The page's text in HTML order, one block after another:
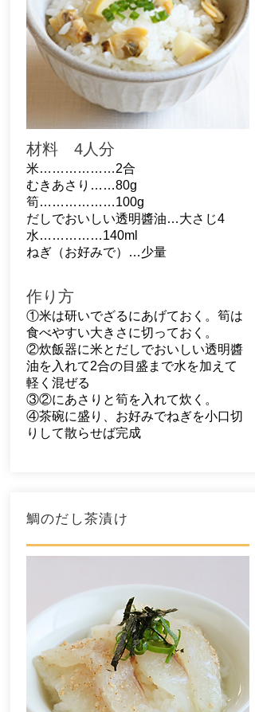
材料 4人分
米………………2合
むきあさり……80g
筍………………100g
だしでおいしい透明醬油…大さじ4
水……………140ml
ねぎ（お好みで）…少量
作り方
①米は研いでざるにあげておく。筍は
食べやすい大きさに切っておく。
②炊飯器に米とだしでおいしい透明醬
油を入れて2合の目盛まで水を加えて
軽く混ぜる
③②にあさりと筍を入れて炊く。
④茶碗に盛り、お好みでねぎを小口切
りして散らせば完成
鯛のだし茶漬け